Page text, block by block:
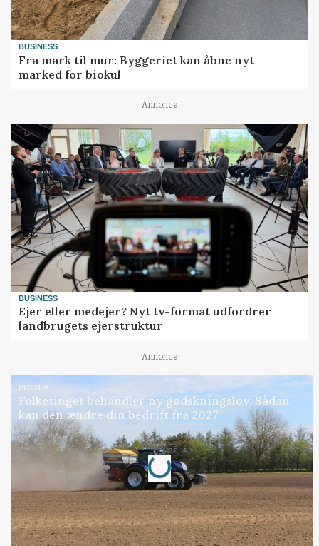
BUSINESS
Fra mark til mur: Byggeriet kan åbne nyt
marked for biokul
Annonce
BUSINESS
Ejer eller medejer? Nyt tv-format udfordrer
landbrugets ejerstruktur
Annonce
POLITIK
Folketinget behandler ny gødskningslov: Sådan
kan den ændre din bedrift fra 2027
Annonce
Loading...
Jobs